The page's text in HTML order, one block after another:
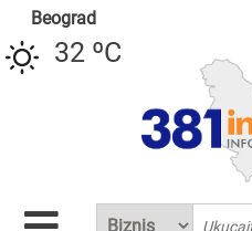
Beograd
32 ºC